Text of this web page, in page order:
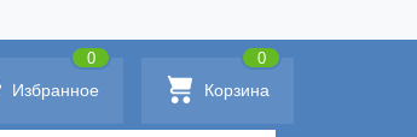
Корзина
0
Избранное
0